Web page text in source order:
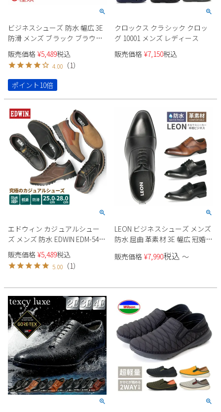
30
31
2026 年9月
日 月
6
7
20
22 24
26
27
28 29
新規会員登録
プライバシーポリシー
お問い合わせ
ビジネスシューズ 防水 幅広 3E
防滑 メンズ ブラック ブラウン
Parade ストレートチップ スワ
ールモカ 紐靴 ローファー 内羽
根式 外羽根式 冠婚葬祭
販売価格 ¥5,489税込
4.00 （1）
ポイント10倍
クロックス クラシック クロッ
グ 10001 メンズ レディース
販売価格 ¥7,150税込
エドウィン カジュアルシュー
ズ メンズ 防水 EDWIN EDM-543
EDM-544 靴 軽量 防滑 歩きやす
い 疲れにくい 紐靴 スリッポン
販売価格 ¥5,489税込
5.00 （1）
LEON ビジネスシューズ メンズ
防水 屈曲 革素材 3E 幅広 冠婚葬
ラウン ストレートチップ プレ
販売価格 ¥7,990税込 〜